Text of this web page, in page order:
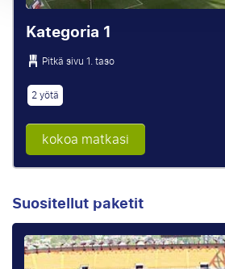
Kategoria 1
Pitkä sivu 1. taso
2 yötä
kokoa matkasi
Suositellut paketit